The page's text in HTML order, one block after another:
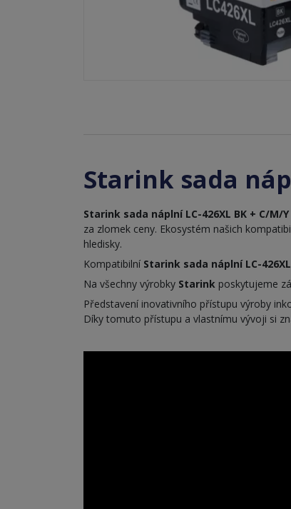
Starink sada
Starink sada náplní LC-426XL BK + C/M/Y
za zlomek ceny. Ekosystém našich
hledisky.
Kompatibilní Starink sada náplní LC-
Na všechny výrobky Starink poskytujeme
Představení inovativního přístupu výroby
Díky tomuto přístupu a vlastnímu vývoji si